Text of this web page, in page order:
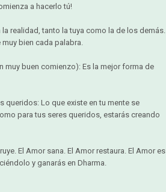
a hacerlo tú!
realidad, tanto la tuya como la de los demás.
bien cada palabra.
muy buen comienzo): Es la mejor forma de
queridos: Lo que existe en tu mente se
para tus seres queridos, estarás creando
El Amor sana. El Amor restaura. El Amor es
y ganarás en Dharma.